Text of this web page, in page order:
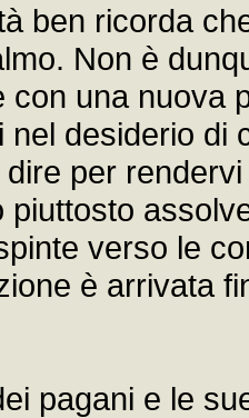
ben ricorda
Non è
con una nuova
nel desiderio di
per
piuttosto
verso le
è arrivata
pagani e le